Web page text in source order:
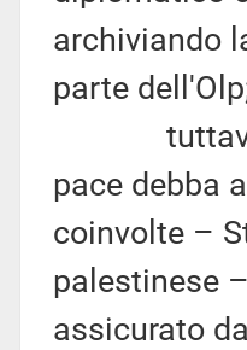
archiviando
parte
tuttavia si
pace debba
coinvolte –
palestinese
assicurato